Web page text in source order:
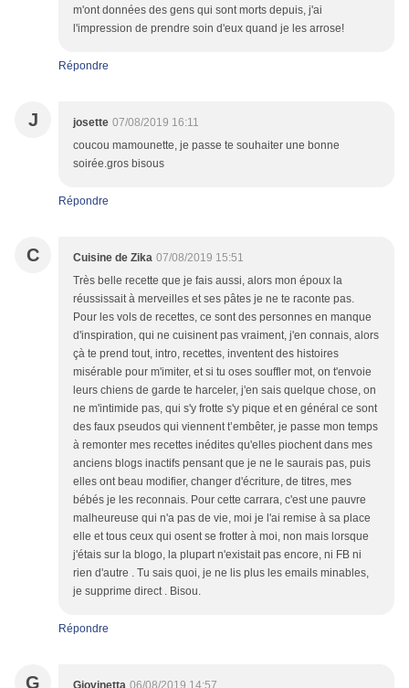
m'ont données des gens qui sont morts depuis, j'ai
l'impression de prendre soin d'eux quand je les arrose!
Répondre
J josette 07/08/2019 16:11
coucou mamounette, je passe te souhaiter une bonne
soirée.gros bisous
Répondre
C Cuisine de Zika 07/08/2019 15:51
Très belle recette que je fais aussi, alors mon époux la
réussissait à merveilles et ses pâtes je ne te raconte pas.
Pour les vols de recettes, ce sont des personnes en manque
d'inspiration, qui ne cuisinent pas vraiment, j'en connais, alors
çà te prend tout, intro, recettes, inventent des histoires
misérable pour m'imiter, et si tu oses souffler mot, on t'envoie
leurs chiens de garde te harceler, j'en sais quelque chose, on
ne m'intimide pas, qui s'y frotte s'y pique et en général ce sont
des faux pseudos qui viennent t’embêter, je passe mon temps
à remonter mes recettes inédites qu'elles piochent dans mes
anciens blogs inactifs pensant que je ne le saurais pas, puis
elles ont beau modifier, changer d'écriture, de titres, mes
bébés je les reconnais. Pour cette carrara, c'est une pauvre
malheureuse qui n'a pas de vie, moi je l'ai remise à sa place
elle et tous ceux qui osent se frotter à moi, non mais lorsque
j'étais sur la blogo, la plupart n'existait pas encore, ni FB ni
rien d'autre . Tu sais quoi, je ne lis plus les emails minables,
je supprime direct . Bisou.
Répondre
G Giovinetta 06/08/2019 14:57